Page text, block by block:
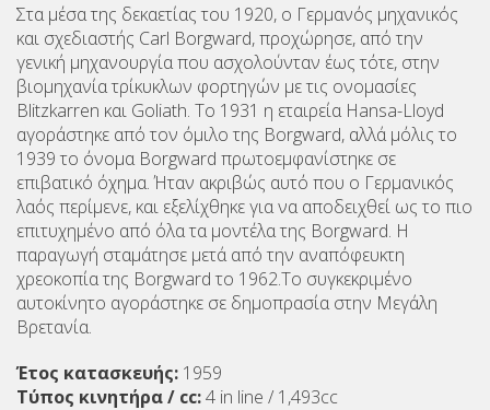
Στα μέσα της δεκαετίας του 1920, ο Γερμανός μηχανικός
και σχεδιαστής Carl Borgward, προχώρησε, από την
γενική μηχανουργία που ασχολούνταν έως τότε, στην
βιομηχανία τρίκυκλων φορτηγών με τις ονομασίες
Blitzkarren και Gοliath. Το 1931 η εταιρεία Hansa-Lloyd
αγοράστηκε από τον όμιλο της Borgward, αλλά μόλις το
1939 το όνομα Borgward πρωτοεμφανίστηκε σε
επιβατικό όχημα. Ήταν ακριβώς αυτό που ο Γερμανικός
λαός περίμενε, και εξελίχθηκε για να αποδειχθεί ως το πιο
επιτυχημένο από όλα τα μοντέλα της Borgward. Η
παραγωγή σταμάτησε μετά από την αναπόφευκτη
χρεοκοπία της Borgward το 1962.Το συγκεκριμένο
αυτοκίνητο αγοράστηκε σε δημοπρασία στην Μεγάλη
Βρετανία.
Έτος κατασκευής: 1959
Τύπος κινητήρα / cc:4 in line / 1,493cc